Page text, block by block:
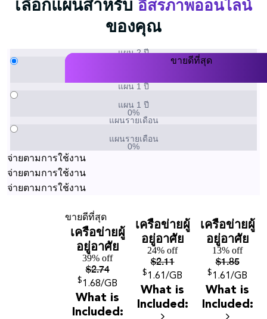
เลือกแผนสำหรับ อิสรภาพออนไลน์
ของคุณ
แผน 2 ปี
แผน 1 ปี
แผน 1 ปี
0%
แผนรายเดือน
แผนรายเดือน
0%
จ่ายตามการใช้งาน
จ่ายตามการใช้งาน
จ่ายตามการใช้งาน
ขายดีที่สุด
ขายดีที่สุด
เครือข่ายผู้
อยู่อาศัย
39% off
$2.74
$ 1 .68/GB
What is
Included:
เครือข่ายผู้
อยู่อาศัย
24% off
$2.11
$ 1 .61 /GB
What is
Included:
เครือข่ายผู้
อยู่อาศัย
13% off
$1.85
$ 1 .61 /GB
What is
Included:
ขายดีที่สุด
ขายดีที่สุด